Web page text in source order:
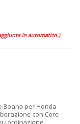
in automatico.)
Boano per Honda
con Core